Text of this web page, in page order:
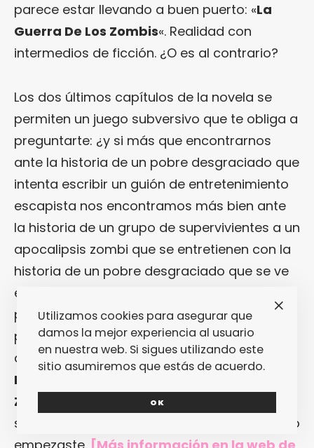
parece estar llevando a buen puerto: «La
Guerra De Los Zombis«. Realidad con
intermedios de ficción. ¿O es al contrario?
Los dos últimos capítulos de la novela se
permiten un juego subversivo que te obliga a
preguntarte: ¿y si más que encontrarnos
ante la historia de un pobre desgraciado que
intenta escribir un guión de entretenimiento
escapista nos encontramos más bien ante
la historia de un grupo de supervivientes a un
apocalipsis zombi que se entretienen con la
historia de un pobre desgraciado que se ve
envuelto en una trama inicialmente cómica
pero que acaba impregnándose del
pesimismo inevitable cuando el mundo a tu
alrededor se ha ido al garete? Así riza el rizo
Hemon
Zombis
«. Sin dar respuestas. Congelando la
sonrisa. Dejándote tan perdido como cuando
Utilizamos cookies para asegurar que
damos la mejor experiencia al usuario
en nuestra web. Si sigues utilizando este
sitio asumiremos que estás de acuerdo.
OK